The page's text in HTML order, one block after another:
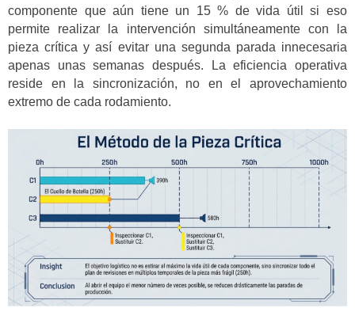
componente que aún tiene un 15 % de vida útil si eso
permite realizar la intervención simultáneamente con la
pieza crítica y así evitar una segunda parada innecesaria
apenas unas semanas después. La eficiencia operativa
reside en la sincronización, no en el aprovechamiento
extremo de cada rodamiento.